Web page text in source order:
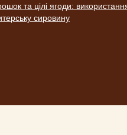
та цілі ягоди:
сировину